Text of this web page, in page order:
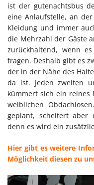
ist der gutenachtsbus
eine Anlaufstelle, an
Kleidung und immer
die Mehrzahl der Gäste
zurückhaltend, wenn
fragen. Deshalb gibt es
der in der Nähe des
da ist. Jeden zweiten
kümmert sich ein reines
weiblichen
geplant, scheitert aber
denn es wird ein
Hier gibt es weitere
Möglichkeit diesen zu